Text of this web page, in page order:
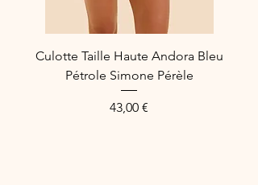
Culotte Taille Haute Andora Bleu
Pétrole Simone Pérèle
Price
43,00 €